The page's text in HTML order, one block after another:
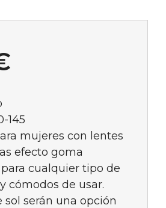
145
mujeres con lentes
efecto goma
cualquier tipo de
cómodos de usar.
sol serán una opción